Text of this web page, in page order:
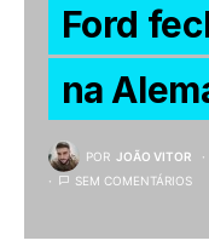
Ford
na
POR JOÃO VITOR
SEM COMENTÁRIOS